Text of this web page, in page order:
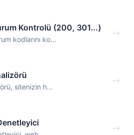
Kontrolü (200, 301...)
kodlarını ko...
sitenizin h...